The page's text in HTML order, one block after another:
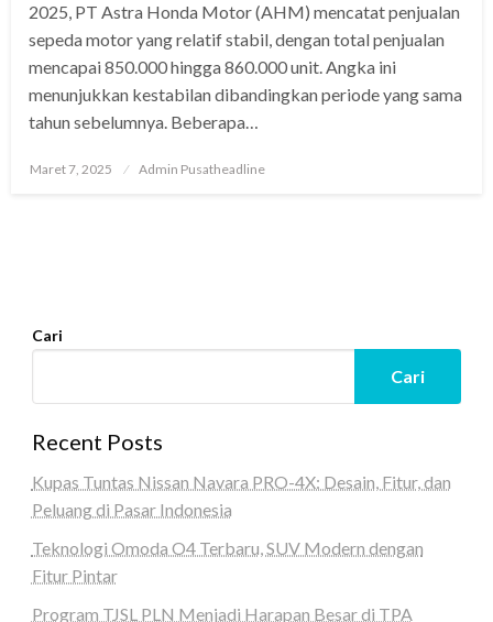
2025, PT Astra Honda Motor (AHM) mencatat penjualan
sepeda motor yang relatif stabil, dengan total penjualan
mencapai 850.000 hingga 860.000 unit. Angka ini
menunjukkan kestabilan dibandingkan periode yang sama
tahun sebelumnya. Beberapa…
Posted
Maret 7, 2025 Admin Pusatheadline
Cari
Cari
Recent Posts
Kupas Tuntas Nissan Navara PRO-4X: Desain, Fitur, dan
Peluang di Pasar Indonesia
Teknologi Omoda O4 Terbaru, SUV Modern dengan
Fitur Pintar
Program TJSL PLN Menjadi Harapan Besar di TPA